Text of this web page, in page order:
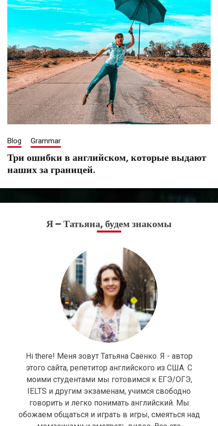
Blog Grammar
Три ошибки в английском, которые выдают
наших за границей.
Я – Татьяна, будем знакомы
Hi there! Меня зовут Татьяна Саенко. Я - автор
этого сайта, репетитор английского из США. С
моими студентами мы готовимся к ЕГЭ/ОГЭ,
IELTS и другим экзаменам, учимся свободно
говорить и легко понимать английский. Мы
обожаем общаться и играть в игры, смеяться над